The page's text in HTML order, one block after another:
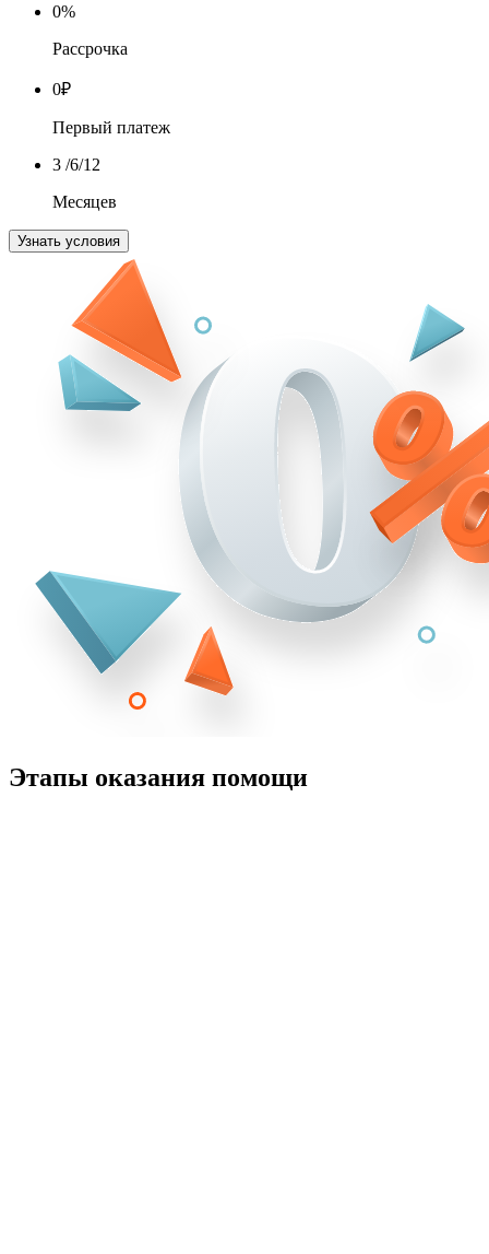
0%
Рассрочка
0₽
Первый платеж
3 /6/12
Месяцев
Узнать условия
Этапы оказания помощи